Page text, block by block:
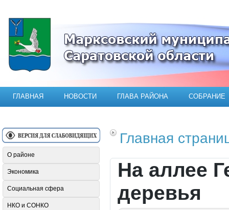
Официальный сайт Марксовского
ГЛАВНАЯ НОВОСТИ ГЛАВА РАЙОНА СОБРАНИЕ
Главная
На аллее
деревья
О районе
Экономика
Социальная сфера
НКО и СОНКО